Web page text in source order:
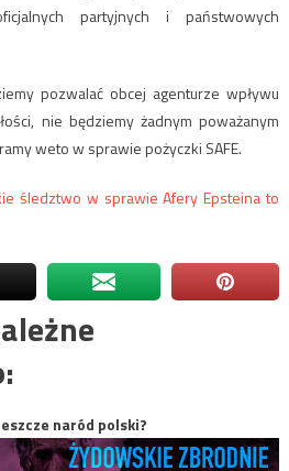
partyjnych i państwowych
pozwalać obcej agenturze wpływu
nie będziemy żadnym poważanym
weto w sprawie pożyczki SAFE.
śledztwo w sprawie Afery Epsteina to
naród polski?